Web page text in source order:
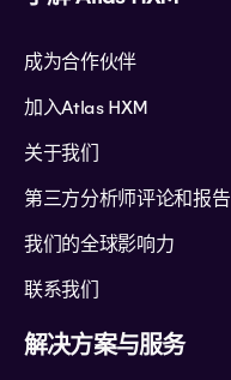
成为合作伙伴
加入Atlas HXM
关于我们
第三方分析师评论和报告
我们的全球影响力
联系我们
解决方案与服务